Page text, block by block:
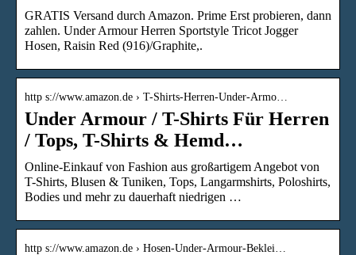
GRATIS Versand durch Amazon. Prime Erst probieren, dann
zahlen. Under Armour Herren Sportstyle Tricot Jogger
Hosen, Raisin Red (916)/Graphite,.
http s://www.amazon.de › T-Shirts-Herren-Under-Armo…
Under Armour / T-Shirts Für Herren
/ Tops, T-Shirts & Hemd…
Online-Einkauf von Fashion aus großartigem Angebot von
T-Shirts, Blusen & Tuniken, Tops, Langarmshirts, Poloshirts,
Bodies und mehr zu dauerhaft niedrigen …
http s://www.amazon.de › Hosen-Under-Armour-Beklei…